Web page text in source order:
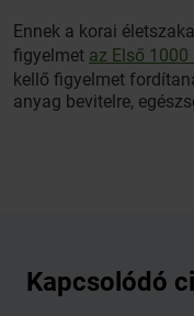
Ennek a korai
figyelmet az Első
kellő figyelmet
anyag bevitelre,
Kapcsolódó